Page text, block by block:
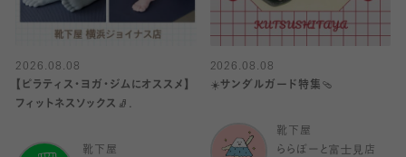
2026.08.08
【ピラティス・ヨガ・ジムにオススメ】
フィットネスソックス🧦.
靴下屋
2026.08.08
☀️サンダルガード特集🩴
靴下屋
ららぽーと富士見店